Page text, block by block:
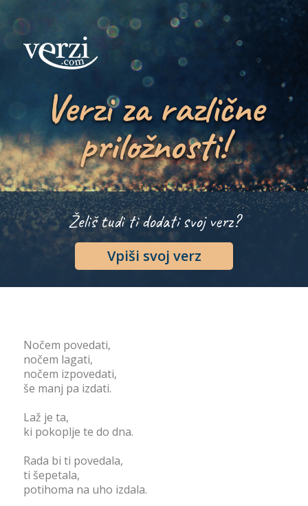
Verzi za različne
priložnosti!
Želiš tudi ti dodati svoj verz?
Vpiši svoj verz
Nočem povedati,
nočem lagati,
nočem izpovedati,
še manj pa izdati.
Laž je ta,
ki pokoplje te do dna.
Rada bi ti povedala,
ti šepetala,
potihoma na uho izdala.